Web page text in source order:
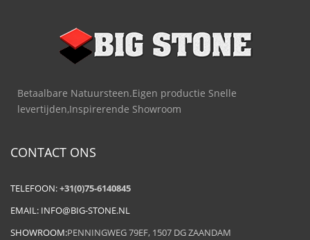
Betaalbare Natuursteen.Eigen productie Snelle
levertijden,Inspirerende Showroom
CONTACT ONS
TELEFOON:+31(0)75-6140845
EMAIL: INFO@BIG-STONE.NL
SHOWROOM:PENNINGWEG 79EF, 1507 DG ZAANDAM